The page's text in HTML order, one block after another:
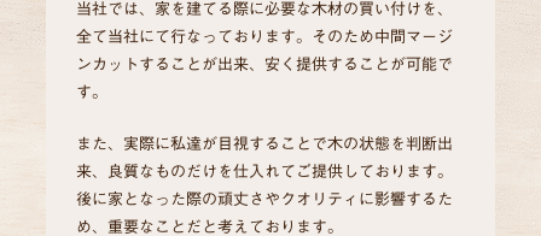
当社では、家を建てる際に必要な木材の買い付けを、
全て当社にて行なっております。そのため中間マージ
ンカットすることが出来、安く提供することが可能で
す。
また、実際に私達が目視することで木の状態を判断出
来、良質なものだけを仕入れてご提供しております。
後に家となった際の頑丈さやクオリティに影響するた
め、重要なことだと考えております。